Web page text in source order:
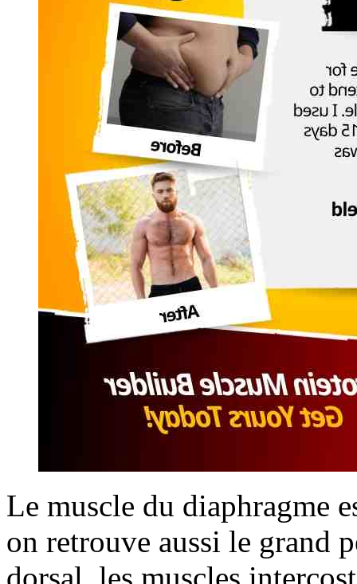
Le muscle du diaphragme
on retrouve aussi le grand
dorsal, les muscles